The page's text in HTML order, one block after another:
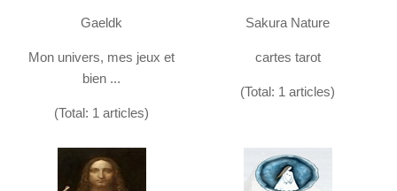
Gaeldk
Mon univers, mes jeux et
bien ...
(Total: 1 articles)
Sakura Nature
cartes tarot
(Total: 1 articles)